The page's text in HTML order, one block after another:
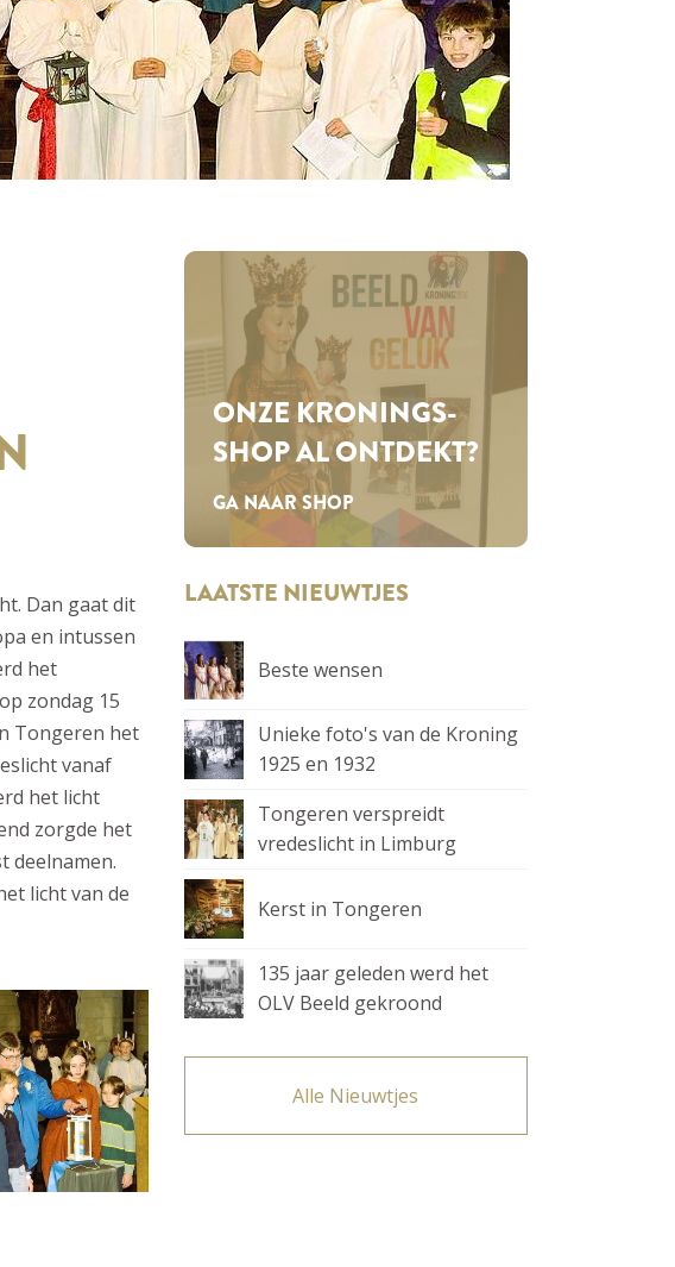
Dan gaat dit
en intussen
het
zondag 15
Tongeren het
vanaf
het licht
zorgde het
deelnamen.
licht van de
ONZE KRONINGS­
SHOP AL ONTDEKT?
GA NAAR SHOP
LAATSTE NIEUWTJES
Beste wensen
Unieke foto's van de Kroning
1925 en 1932
Tongeren verspreidt
vredeslicht in Limburg
Kerst in Tongeren
135 jaar geleden werd het
OLV Beeld gekroond
Alle Nieuwtjes